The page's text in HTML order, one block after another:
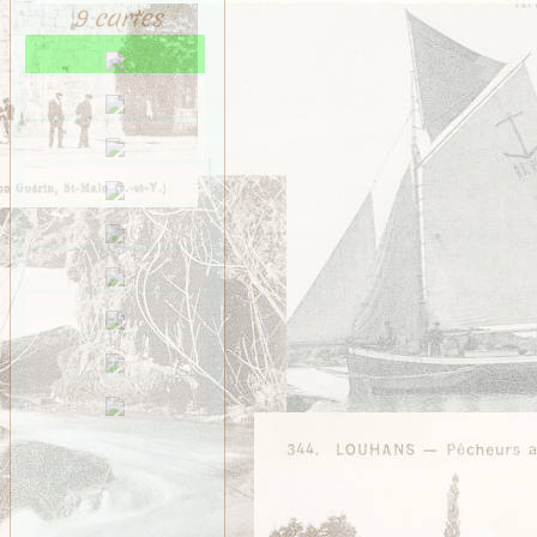
Saint-Méen
Saint-Ouen-des-Alleux
Saint-Père-Marc-en-
Poulet
Saint-Senoux
Saint-Servan
Saint-Suliac
Saint-Énogat
Saint-Étienne-en-
Coglès
Sens-de-Bretagne
Thorigné
Vezin
VITRÉ
9 cartes